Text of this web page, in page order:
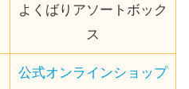
よくばりアソートボック
ス
公式オンラインショップ